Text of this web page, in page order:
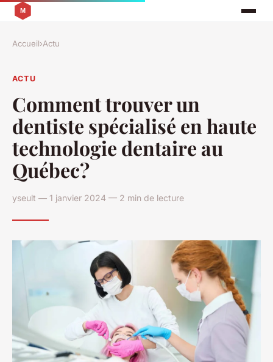
Accueil›Actu
ACTU
Comment trouver un
dentiste spécialisé en haute
technologie dentaire au
Québec?
yseult — 1 janvier 2024 — 2 min de lecture